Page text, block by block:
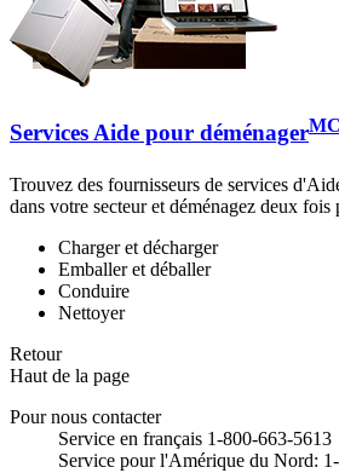
Services Aide pour déménagerMC
Trouvez des fournisseurs de services
dans votre secteur et déménagez deux fois
Charger et décharger
Emballer et déballer
Conduire
Nettoyer
Retour
Haut de la page
Pour nous contacter
Service en français 1-800-663-5613
Service pour l'Amérique du Nord: